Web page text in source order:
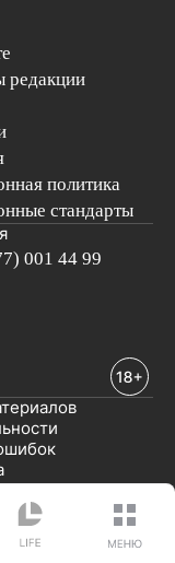
редакции
политика
стандарты
001 44 99